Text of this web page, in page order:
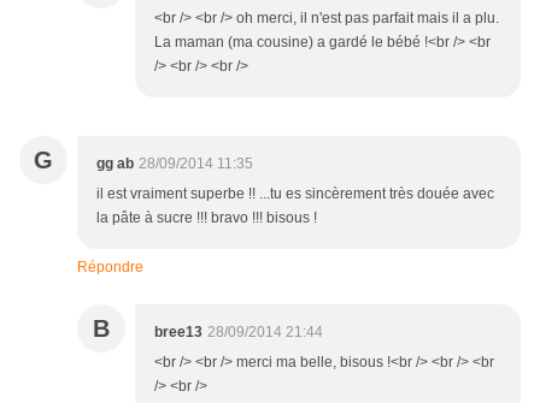
<br /> <br /> oh merci, il n'est pas parfait mais il a plu.
La maman (ma cousine) a gardé le bébé !<br /> <br
/> <br /> <br />
G gg ab 28/09/2014 11:35
il est vraiment superbe !! ...tu es sincèrement très douée avec
la pâte à sucre !!! bravo !!! bisous !
Répondre
B bree13 28/09/2014 21:44
<br /> <br /> merci ma belle, bisous !<br /> <br /> <br
/> <br />